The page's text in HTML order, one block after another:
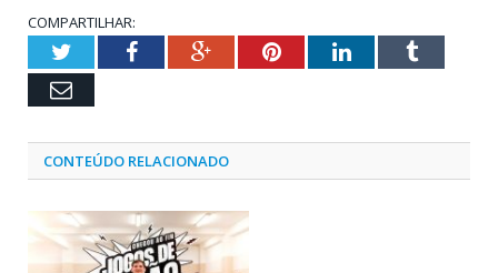
COMPARTILHAR:
TwitterFacebookGoogle+PinterestLinkedInTumblr
Email
CONTEÚDO RELACIONADO